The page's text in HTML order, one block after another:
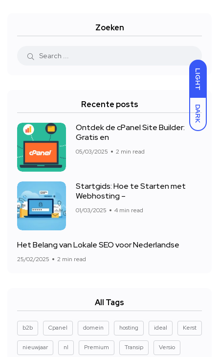
LIGHT
DARK
Zoeken
Recente posts
Ontdek de cPanel Site Builder:
Gratis en
05/03/2025 2 min read
Startgids: Hoe te Starten met
Webhosting –
01/03/2025 4 min read
Het Belang van Lokale SEO voor Nederlandse
25/02/2025 2 min read
All Tags
b2b Cpanel domein hosting ideal Kerst
nieuwjaar nl Premium Transip Versio